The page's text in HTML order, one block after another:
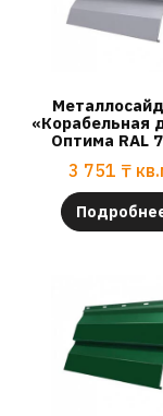
«Корабельная
Оптима RAL
3 751 ₸